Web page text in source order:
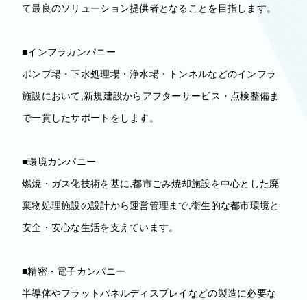
て最良のソリューション提供者となることを目指します。
■インフラカンパニー
ポンプ場・下水処理場・浄水場・トンネルなどのインフラ
施設において,新規建設からアフターサービス・点検整備ま
で一貫したサポートをします。
■環境カンパニー
燃焼・ガス化技術を基に,都市ごみ焼却施設を中心とした廃
棄物処理施設の設計から運営管理まで,衛生的な都市環境と
安全・安心な生活を支えています。
■精密・電子カンパニー
半導体やフラットパネルディスプレイなどの製造に必要な